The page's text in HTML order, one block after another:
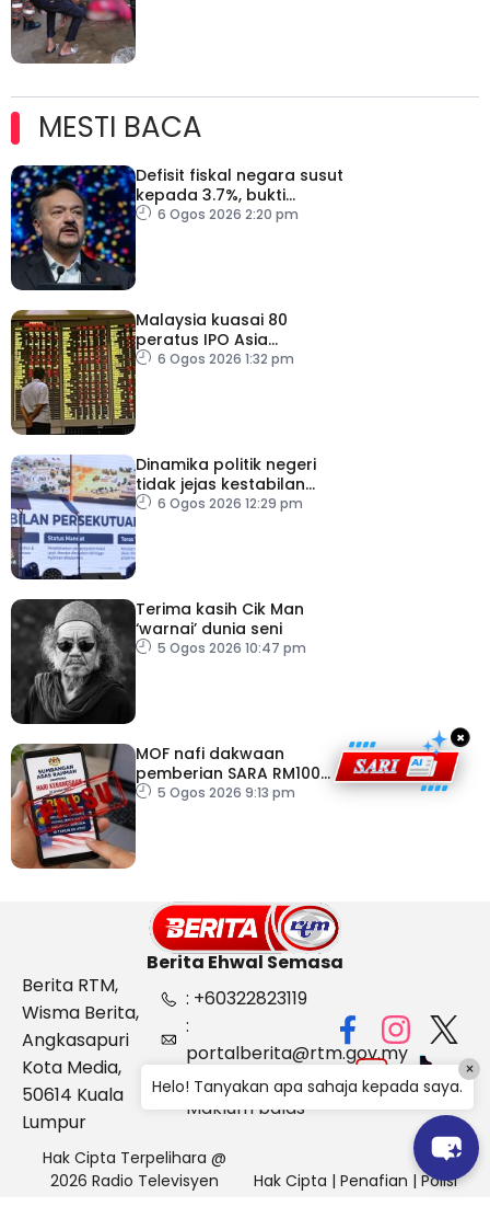
MESTI BACA
Defisit fiskal negara susut
kepada 3.7%, bukti
keyakinan pelabur masih
6 Ogos 2026 2:20 pm
Malaysia kuasai 80
peratus IPO Asia
Tenggara, kumpul AS$1.4
6 Ogos 2026 1:32 pm
Dinamika politik negeri
tidak jejas kestabilan
Kerajaan Perpaduan
6 Ogos 2026 12:29 pm
Terima kasih Cik Man
‘warnai’ dunia seni
5 Ogos 2026 10:47 pm
MOF nafi dakwaan
pemberian SARA RM100
sempena Hari
5 Ogos 2026 9:13 pm
×
Berita Ehwal Semasa
Berita RTM,
Wisma Berita,
Angkasapuri
Kota Media,
50614 Kuala
Lumpur
: +60322823119
:
portalberita@rtm.gov.my
: Aduan &
Maklum balas
Hak Cipta Terpelihara @
2026 Radio Televisyen
Hak Cipta | Penafian | Polisi
Helo! Tanyakan apa sahaja kepada saya.
×